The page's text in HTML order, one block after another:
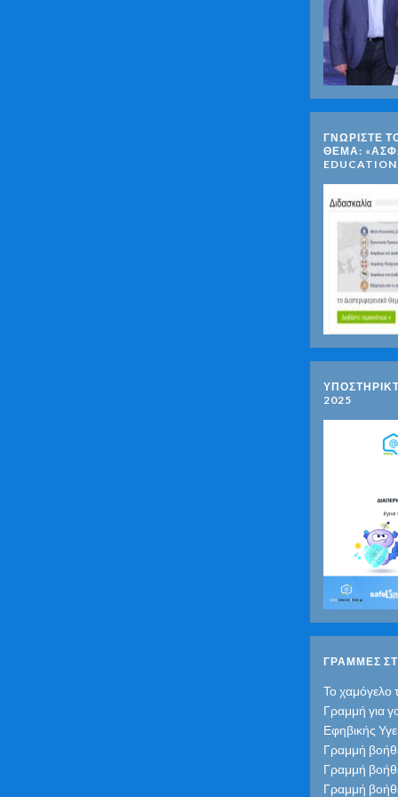
ΓΝΩΡΊΣΤΕ
ΘΈΜΑ:
EDUCATION
2025
ΓΡΑΜΜΕΣ
Το χαμόγελο
Γραμμή για
Εφηβικής
Γραμμή
Γραμμή
Γραμμή